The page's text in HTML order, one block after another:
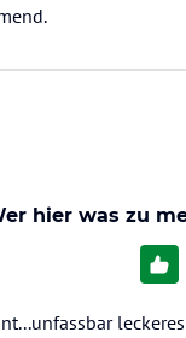
hier was zu